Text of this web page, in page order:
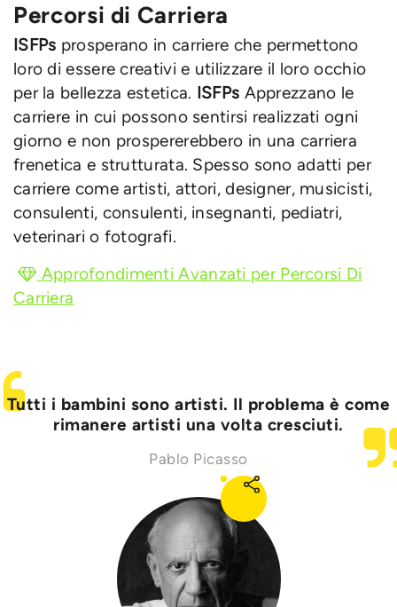
Percorsi di Carriera
ISFPs prosperano in carriere che permettono
loro di essere creativi e utilizzare il loro occhio
per la bellezza estetica. ISFPs Apprezzano le
carriere in cui possono sentirsi realizzati ogni
giorno e non prospererebbero in una carriera
frenetica e strutturata. Spesso sono adatti per
carriere come artisti, attori, designer, musicisti,
consulenti, consulenti, insegnanti, pediatri,
veterinari o fotografi.
Approfondimenti Avanzati per Percorsi Di
Carriera
Tutti i bambini sono artisti. Il problema è come
rimanere artisti una volta cresciuti.
Pablo Picasso